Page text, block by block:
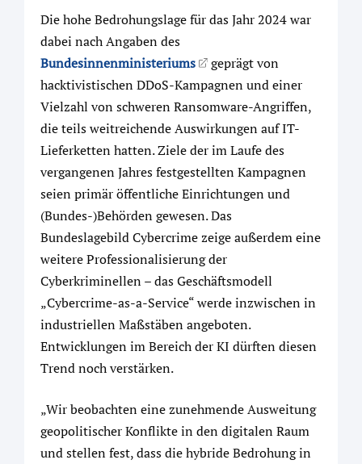
Die hohe Bedrohungslage für das Jahr 2024 war
dabei nach Angaben des
Bundesinnenministeriums
geprägt von
hacktivistischen DDoS-Kampagnen und einer
Vielzahl von schweren Ransomware-Angriffen,
die teils weitreichende Auswirkungen auf IT-
Lieferketten hatten. Ziele der im Laufe des
vergangenen Jahres festgestellten Kampagnen
seien primär öffentliche Einrichtungen und
(Bundes-)Behörden gewesen. Das
Bundeslagebild Cybercrime zeige außerdem eine
weitere Professionalisierung der
Cyberkriminellen – das Geschäftsmodell
„Cybercrime-as-a-Service“ werde inzwischen in
industriellen Maßstäben angeboten.
Entwicklungen im Bereich der KI dürften diesen
Trend noch verstärken.
„Wir beobachten eine zunehmende Ausweitung
geopolitischer Konflikte in den digitalen Raum
und stellen fest, dass die hybride Bedrohung in